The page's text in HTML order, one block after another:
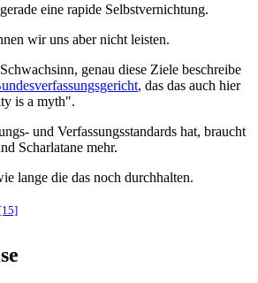
eine rapide Selbst­vernichtung.
wir uns aber nicht leisten.
genau diese Ziele beschreibe
, das das auch hier
is a myth".
und Verfassungs­standards hat, braucht
Scharlatane mehr.
lange die das noch durchhalten.
[15]